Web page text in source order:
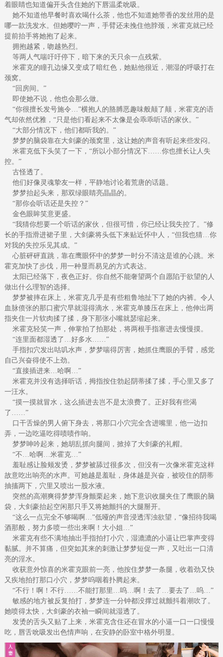
着眼睛也知道偏开头含住她的下唇温柔吮吸。
她不知道他早餐时喜欢喝什么茶，他也不知道她带香的发丝用的是
哪一款洗发水。但她嘤咛一声，手臂还未挽住他脖颈，米霍克就已经
提前抬手将她抱了起来。
拥抱越紧，吻越热烈。
等两人气喘吁吁停下，暗下来的天只余一点残紫。
米霍克的瞳孔边缘又变成了暗红色，她贴他很近，潮湿的呼吸打在
颈窝。
“回房间。”
即使她不说，他也会那么做。
“你很擅长发号施令…”横抱人的胳膊恶趣味般颠了颠，米霍克的语
气却依然优雅，“只是他们看起来不太像是会乖乖听话的家伙。”
“大部分情况下，他们都听我的。”
梦梦的脑袋靠在大剑豪的颈窝里，这让她的声音有听起来些发闷。
米霍克低下头笑了一下，“所以小部分情况下……你也擅长让人失
控。”
古怪透了。
他们好像灵魂挚友一样，平静地讨论着荒唐的话题。
梦梦抬起头来，那双绿眼睛亮晶晶的。
“那你会听话还是失控？”
金色眼眸笑意更盛。
“我猜你想要一个听话的家伙，但很可惜，你已经让我失控了。”修
长的手指滑进裙子里，大剑豪将头低下来贴近怀中人，“但我也猜…你
对我的失控乐见其成。”
心脏砰砰直跳，靠在鹰眼怀中的梦梦一时分不清这是谁的心跳。米
霍克加快了步伐，用一种显而易见的方式表达。
太阳已经落下，夜色正好。你自然不能奢望两个自愿陷于欲望的人
做出什么理智的选择。
梦梦被摔在床上，米霍克几乎是有些粗鲁地扯下了她的内裤。令人
血脉偾张的那口蜜穴早就湿得滴水，米霍克单膝压在床上，他伸出两
指夹住一片软肉揉了揉，身下那张小嘴就瑟缩起来。
米霍克轻笑一声，伸掌拍了拍那处，将两根手指塞进去慢慢摸。
“连里面都湿透了…好多水……”
手指扣穴发出咕叽水声，梦梦喘得厉害，她抓住鹰眼的手臂，感觉
自己兴奋得使不上劲。
“直接插进来…哈啊…”
米霍克并没有选择听话，拇指按住勃起阴蒂揉了揉，手心里又多了
一汪水。
“摸一摸就冒水，这么插进去岂不是太浪费了。正好我有些渴
了……”
口干舌燥的男人俯下身去，将那口小穴完全含进嘴里，他一边扣
弄，一边吃逼吃得啧啧作响。
梦梦呻吟起来，她胡乱抓向腿间，掀掉了大剑豪的礼帽。
“不…哈啊…米霍克…”
羞耻感让脸颊发烫，梦梦被舔过很多次，但没有一次像米霍克这样
故意吃出响亮的水声。可她越是羞耻，身体越是兴奋，被咬住的阴蒂
抽搐两下，穴里又喷出一股水液。
突然的高潮爽得梦梦浑身颤栗起来，她下意识收腿夹住了鹰眼的脑
袋，大剑豪抬起空闲那只手又将她颤抖的大腿掰开。
“这么一点完全不够喝啊…”低哑的声音浸透浑浊欲望，“像招待我喝
酒那般，努力多喷一些出来啊！大小姐…”
米霍克有些不满地抽出手指拍打小穴，湿漉漉的小逼让巴掌声变得
黏腻。并不算痛，但突如其来的刺激让梦梦短促一声，又吐出一口清
亮的淫水。
收获意外惊喜的米霍克眼前一亮，他按住梦梦一条腿，收着劲又快
又疾地拍打那口小穴，梦梦呜咽着扑腾起来。
“不行！啊！不行……不能打那里…呜…啊！去了…要去了…呜…”
敏感的地方被反复拍打，梦梦连一分钟都没撑过就颤抖着潮吹了。
她喷得太快，大剑豪的衣袖一瞬间就湿透了。
发烫的舌头又贴了上来，米霍克含住还在冒水的小逼一口一口慢慢
吃，唇舌吮吸发出色情声响，在安静的卧室中格外明显。